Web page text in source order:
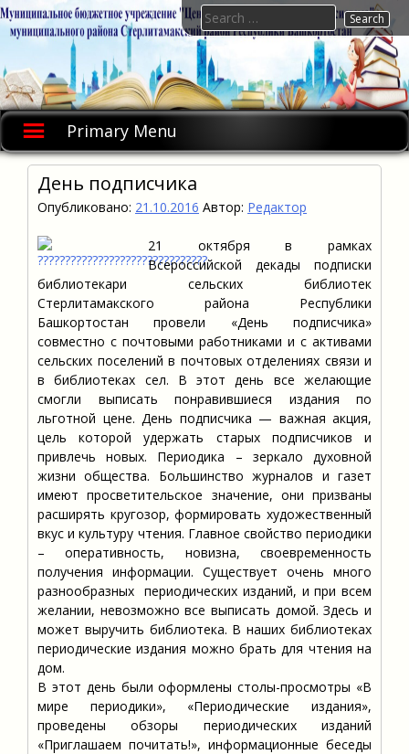
Skip
to
Primary Menu
Search
for:
День подписчика
Опубликовано: 21.10.2016 Автор: Редактор
21 октября в рамках
Всероссийской декады подписки
библиотекари сельских библиотек
Стерлитамакского района Республики
Башкортостан провели «День подписчика»
совместно с почтовыми работниками и с активами
сельских поселений в почтовых отделениях связи и
в библиотеках сел. В этот день все желающие
смогли выписать понравившиеся издания по
льготной цене. День подписчика — важная акция,
цель которой удержать старых подписчиков и
привлечь новых. Периодика – зеркало духовной
жизни общества. Большинство журналов и газет
имеют просветительское значение, они призваны
расширять кругозор, формировать художественный
вкус и культуру чтения. Главное свойство периодики
– оперативность, новизна, своевременность
получения информации. Существует очень много
разнообразных периодических изданий, и при всем
желании, невозможно все выписать домой. Здесь и
может выручить библиотека. В наших библиотеках
периодические издания можно брать для чтения на
дом.
В этот день были оформлены столы-просмотры «В
мире периодики», «Периодические издания»,
проведены обзоры периодических изданий
«Приглашаем почитать!», информационные беседы